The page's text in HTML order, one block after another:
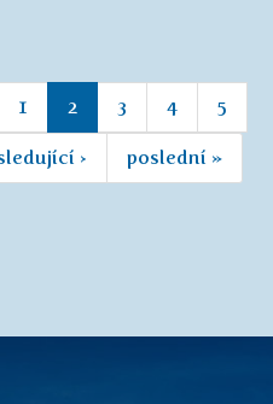
1 2 3 4 5
› poslední »